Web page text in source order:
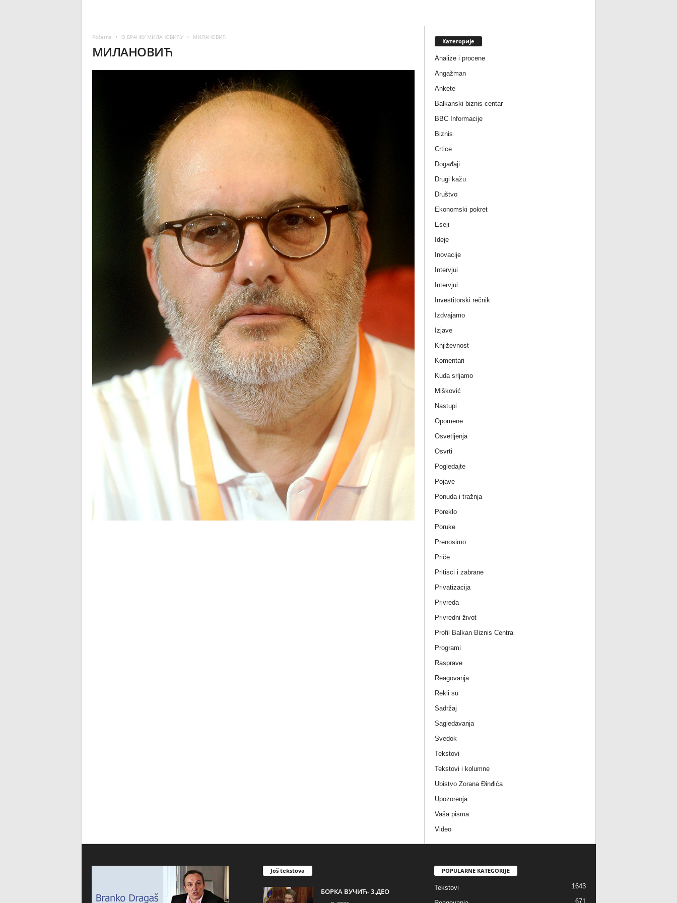
Početna О БРАНКУ МИЛАНОВИЋУ МИЛАНОВИЋ
МИЛАНОВИЋ
Категорије
Analize i procene
Angažman
Ankete
Balkanski biznis centar
BBC Informacije
Biznis
Crtice
Događaji
Drugi kažu
Društvo
Ekonomski pokret
Eseji
Ideje
Inovacije
Intervjui
Intervjui
Investitorski rečnik
Izdvajamo
Izjave
Književnost
Komentari
Kuda srljamo
Mišković
Nastupi
Opomene
Osvetljenja
Osvrti
Pogledajte
Pojave
Ponuda i tražnja
Poreklo
Poruke
Prenosimo
Priče
Pritisci i zabrane
Privatizacija
Privreda
Privredni život
Profil Balkan Biznis Centra
Programi
Rasprave
Reagovanja
Rekli su
Sadržaj
Sagledavanja
Svedok
Tekstovi
Tekstovi i kolumne
Ubistvo Zorana Đinđića
Upozorenja
Vaša pisma
Video
Još tekstova
БОРКА ВУЧИЋ- 3.ДЕО
POPULARNE KATEGORIJE
Tekstovi 1643
671